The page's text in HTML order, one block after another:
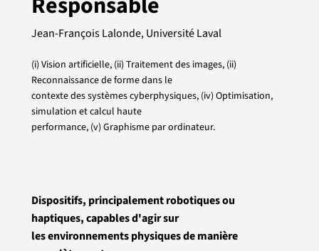
Jean-François Lalonde, Université Laval
(i) Vision artificielle, (ii) Traitement des images, (ii)
Reconnaissance de forme dans le
contexte des systèmes cyberphysiques, (iv) Optimisation,
simulation et calcul haute
performance, (v) Graphisme par ordinateur.
Dispositifs, principalement robotiques ou
haptiques, capables d'agir sur
les environnements physiques de manière